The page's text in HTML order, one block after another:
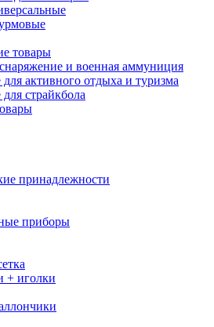
товары
и военная аммуниция
активного отдыха и туризма
страйкбола
принадлежности
приборы
+ иголки